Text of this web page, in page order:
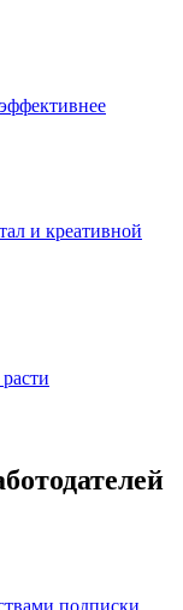
и креативной
подписки